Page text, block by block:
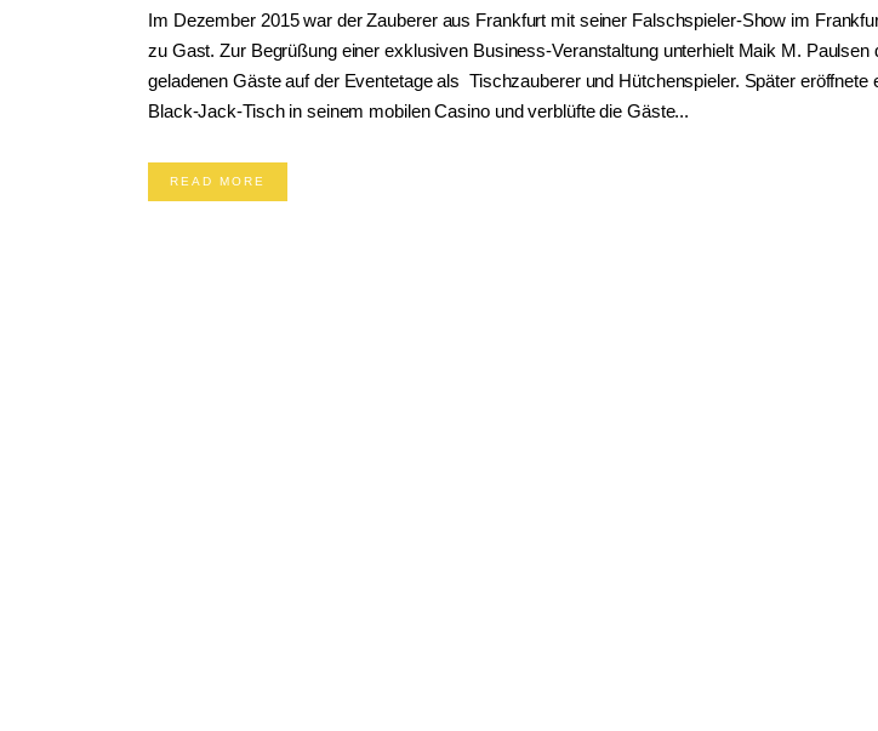
Im Dezember 2015 war der Zauberer aus Frankfurt mit seiner Falschspieler-Show im
zu Gast. Zur Begrüßung einer exklusiven Business-Veranstaltung unterhielt Maik M. Paulsen
geladenen Gäste auf der Eventetage als Tischzauberer und Hütchenspieler. Später eröffnete
Black-Jack-Tisch in seinem mobilen Casino und verblüfte die Gäste...
READ MORE